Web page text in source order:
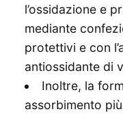
l’ossidazione e
mediante
protettivi e con
antiossidante di
Inoltre, la
assorbimento